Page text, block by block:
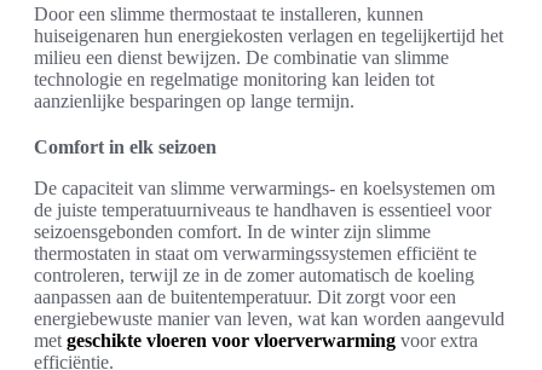
Door een slimme thermostaat te installeren, kunnen
huiseigenaren hun energiekosten verlagen en tegelijkertijd het
milieu een dienst bewijzen. De combinatie van slimme
technologie en regelmatige monitoring kan leiden tot
aanzienlijke besparingen op lange termijn.
Comfort in elk seizoen
De capaciteit van slimme verwarmings- en koelsystemen om
de juiste temperatuurniveaus te handhaven is essentieel voor
seizoensgebonden comfort. In de winter zijn slimme
thermostaten in staat om verwarmingssystemen efficiënt te
controleren, terwijl ze in de zomer automatisch de koeling
aanpassen aan de buitentemperatuur. Dit zorgt voor een
energiebewuste manier van leven, wat kan worden aangevuld
met geschikte vloeren voor vloerverwarming voor extra
efficiëntie.